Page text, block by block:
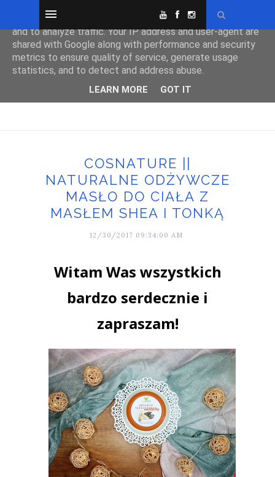
COSNATURE ||
NATURALNE ODŻYWCZE
MASŁO DO CIAŁA Z
MASŁEM SHEA I TONKĄ
12/30/2017 09:34:00 AM
Witam Was wszystkich
bardzo serdecznie i
zapraszam!
This site uses cookies from Google to deliver its services
and to analyze traffic. Your IP address and user-agent are
shared with Google along with performance and security
metrics to ensure quality of service, generate usage
statistics, and to detect and address abuse.
LEARN MORE GOT IT